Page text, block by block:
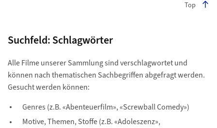
Top
Suchfeld: Schlagwörter
Alle Filme unserer Sammlung sind verschlagwortet und
können nach thematischen Sachbegriffen abgefragt werden.
Gesucht werden können:
Genres (z.B. «Abenteuerfilm», «Screwball Comedy»)
Motive, Themen, Stoffe (z.B. «Adoleszenz»,